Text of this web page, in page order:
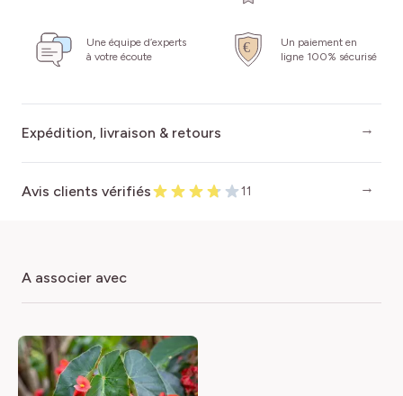
Une équipe d’experts
à votre écoute
Un paiement en
ligne 100% sécurisé
Expédition, livraison & retours
Avis clients vérifiés 11
a associer avec